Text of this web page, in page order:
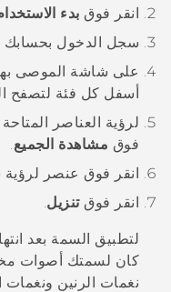
انقر فوق بدء
سجل الدخول بحسابك
على شاشة الموصى
أسفل كل فئة لتصفح
لرؤية العناصر
فوق مشاهدة الجميع
انقر فوق عنصر لرؤية
انقر فوقتنزيل
لتطبيق السمة بعد
كان لسمتك أصوات
نغمات الرنين ونغمات